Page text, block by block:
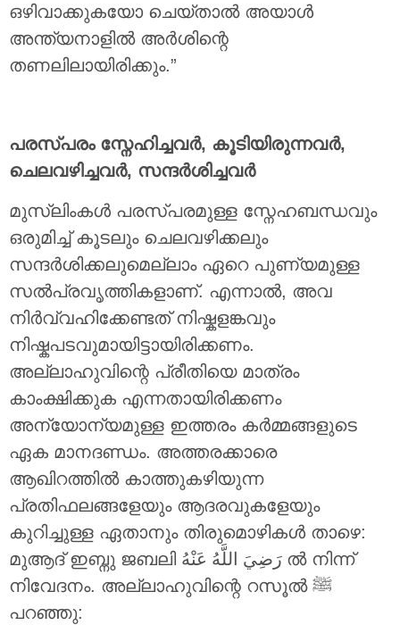
ഒഴിവാക്കുകയോ ചെയ്താൽ അയാൾ
അന്ത്യനാളിൽ അർശിന്റെ
തണലിലായിരിക്കും.”
പരസ്പരം സ്നേഹിച്ചവർ, കൂടിയിരുന്നവർ,
ചെലവഴിച്ചവർ, സന്ദർശിച്ചവർ
മുസ്ലിംകൾ പരസ്പരമുള്ള സ്നേഹബന്ധവും
ഒരുമിച്ച് കൂടലും ചെലവഴിക്കലും
സന്ദർശിക്കലുമെല്ലാം ഏറെ പുണ്യമുള്ള
സൽപ്രവൃത്തികളാണ്. എന്നാൽ, അവ
നിർവ്വഹിക്കേണ്ടത് നിഷ്കളങ്കവും
നിഷ്കപടവുമായിട്ടായിരിക്കണം.
അല്ലാഹുവിന്റെ പ്രീതിയെ മാത്രം
കാംക്ഷിക്കുക എന്നതായിരിക്കണം
അന്യോന്യമുള്ള ഇത്തരം കർമ്മങ്ങളുടെ
ഏക മാനദണ്ഡം. അത്തരക്കാരെ
ആഖിറത്തിൽ കാത്തുകഴിയുന്ന
പ്രതിഫലങ്ങളേയും ആദരവുകളേയും
കുറിച്ചുള്ള ഏതാനും തിരുമൊഴികൾ താഴെ:
മുആദ് ഇബ്നു ജബലി
ൽ നിന്ന്
നിവേദനം. അല്ലാഹുവിന്റെ റസൂൽ ‎ﷺ
പറഞ്ഞു: